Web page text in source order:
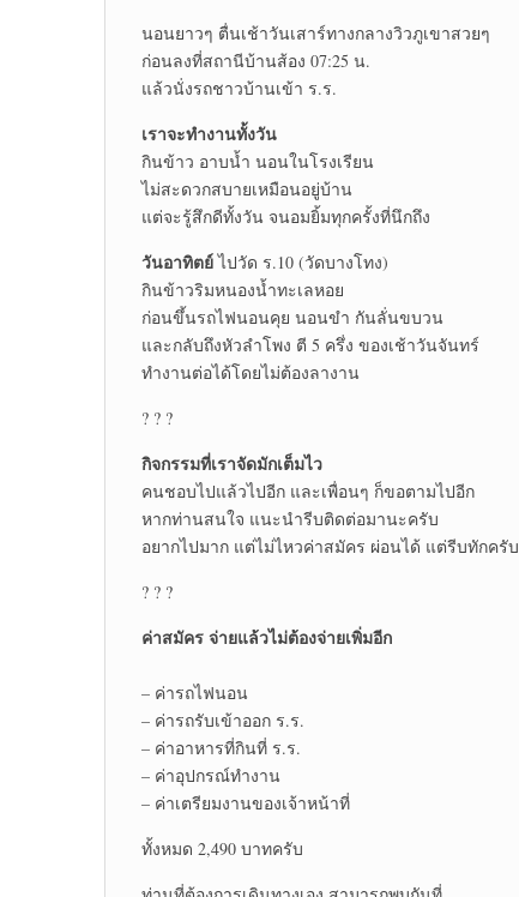
นอนยาวๆ ตื่นเช้าวันเสาร์ทางกลางวิวภูเขาสวยๆ
ก่อนลงที่สถานีบ้านส้อง 07:25 น.
แล้วนั่งรถชาวบ้านเข้า ร.ร.
เราจะทำงานทั้งวัน
กินข้าว อาบน้ำ นอนในโรงเรียน
ไม่สะดวกสบายเหมือนอยู่บ้าน
แต่จะรู้สึกดีทั้งวัน จนอมยิ้มทุกครั้งที่นึกถึง
วันอาทิตย์ไปวัด ร.10 (วัดบางโทง)
กินข้าวริมหนองน้ำทะเลหอย
ก่อนขึ้นรถไฟนอนคุย นอนขำ กันลั่นขบวน
และกลับถึงหัวลำโพง ตี 5 ครึ่ง ของเช้าวันจันทร์
ทำงานต่อได้โดยไม่ต้องลางาน
? ? ?
กิจกรรมที่เราจัดมักเต็มไว
คนชอบไปแล้วไปอีก และเพื่อนๆ ก็ขอตามไปอีก
หากท่านสนใจ แนะนำรีบติดต่อมานะครับ
อยากไปมาก แต่ไม่ไหวค่าสมัคร ผ่อนได้ แต่รีบทักครับ
? ? ?
ค่าสมัคร จ่ายแล้วไม่ต้องจ่ายเพิ่มอีก
– ค่ารถไฟนอน
– ค่ารถรับเข้าออก ร.ร.
– ค่าอาหารที่กินที่ ร.ร.
– ค่าอุปกรณ์ทำงาน
– ค่าเตรียมงานของเจ้าหน้าที่
ทั้งหมด 2,490 บาทครับ